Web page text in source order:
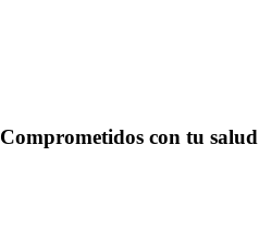
Comprometidos con tu salud